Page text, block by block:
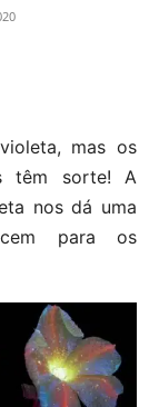
mas os
têm sorte! A
nos dá uma
para os